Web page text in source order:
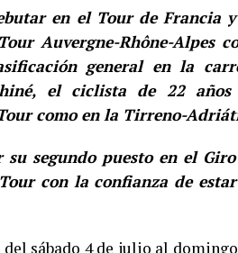
en el Tour de Francia
Auvergne-Rhône-Alpes
general en la
el ciclista de 22
como en la Tirreno-
segundo puesto en el
con la confianza de
sábado 4 de julio al